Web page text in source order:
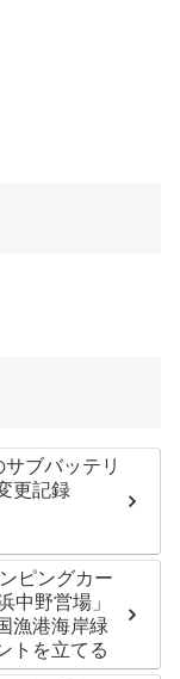
ブバッテリ
更記録
ピングカー
中野営場」
漁港海岸緑
トを立てる